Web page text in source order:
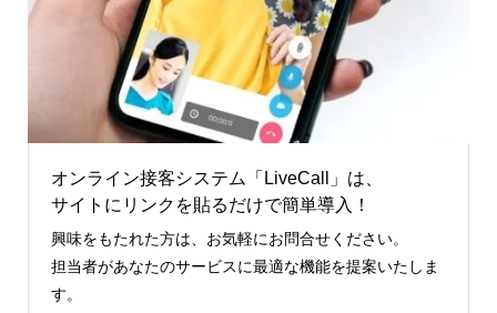
オンライン接客システム「LiveCall」は、
サイトにリンクを貼るだけで簡単導入！
興味をもたれた方は、お気軽にお問合せください。
担当者があなたのサービスに最適な機能を提案いたしま
す。